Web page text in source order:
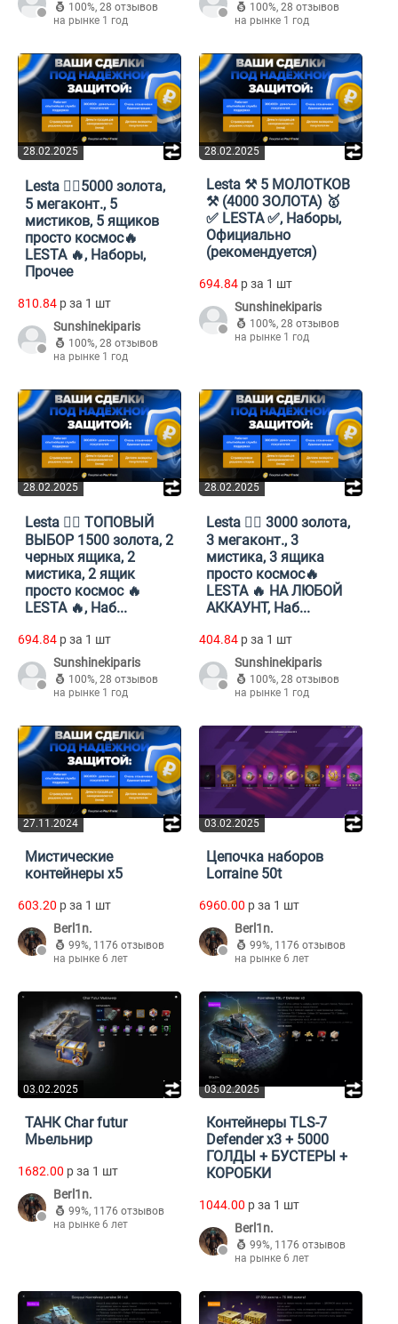
100%, 28 отзывов
на рынке 1 год
100%, 28 отзывов
на рынке 1 год
28.02.2025
Lesta ❤️‍🔥5000 золота,
5 мегаконт., 5
мистиков, 5 ящиков
просто космос🔥
LESTA 🔥, Наборы,
Прочее
810.84 p за 1 шт
Sunshinekiparis
100%, 28 отзывов
на рынке 1 год
28.02.2025
Lesta ⚒️ 5 МОЛОТКОВ
⚒️ (4000 ЗОЛОТА) 🥇
✅ LESTA ✅, Наборы,
Официально
(рекомендуется)
694.84 p за 1 шт
Sunshinekiparis
100%, 28 отзывов
на рынке 1 год
28.02.2025
Lesta ❤️‍🔥 ТОПОВЫЙ
ВЫБОР 1500 золота, 2
черных ящика, 2
мистика, 2 ящик
просто космос 🔥
LESTA 🔥, Наб...
694.84 p за 1 шт
Sunshinekiparis
100%, 28 отзывов
на рынке 1 год
28.02.2025
Lesta ❤️‍🔥 3000 золота,
3 мегаконт., 3
мистика, 3 ящика
просто космос🔥
LESTA 🔥 НА ЛЮБОЙ
АККАУНТ, Наб...
404.84 p за 1 шт
Sunshinekiparis
100%, 28 отзывов
на рынке 1 год
27.11.2024
Мистические
контейнеры x5
603.20 p за 1 шт
Berl1n.
99%, 1176 отзывов
на рынке 6 лет
03.02.2025
Цепочка наборов
Lorraine 50t
6960.00 p за 1 шт
Berl1n.
99%, 1176 отзывов
на рынке 6 лет
03.02.2025
ТАНК Char futur
Мьельнир
1682.00 p за 1 шт
Berl1n.
99%, 1176 отзывов
на рынке 6 лет
03.02.2025
Контейнеры TLS-7
Defender x3 + 5000
ГОЛДЫ + БУСТЕРЫ +
КОРОБКИ
1044.00 p за 1 шт
Berl1n.
99%, 1176 отзывов
на рынке 6 лет